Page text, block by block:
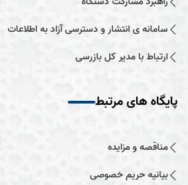
سامانه ی انتشار و دسترسی آزاد به اطلاعات
ارتباط با مدیر کل بازرسی
پایگاه های مرتبط
مناقصه و مزایده
بیانیه حریم خصوصی